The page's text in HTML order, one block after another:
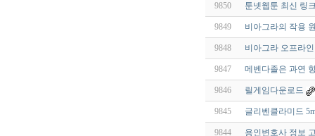
9850 툰넷웹툰 최신 링
9849 비아그라의 작용
9848 비아그라 오프라
9847 메벤다졸은 과연
9846 릴게임다운로드
9845 글리벤클라미드
9844 용인변호사 정보